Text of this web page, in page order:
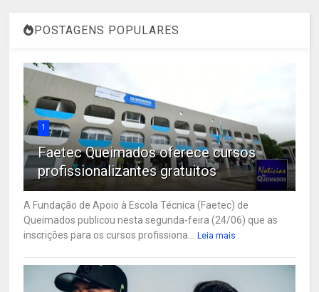
POSTAGENS POPULARES
1
Faetec Queimados oferece cursos
profissionalizantes gratuitos
A Fundação de Apoio à Escola Técnica (Faetec) de
Queimados publicou nesta segunda-feira (24/06) que as
inscrições para os cursos profissiona...
Leia mais